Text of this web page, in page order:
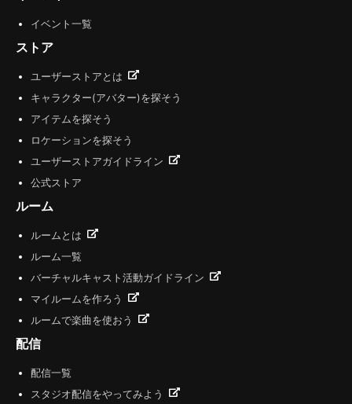
イベント一覧
ストア
ユーザーストアとは
キャラクター(アバター)を探そう
アイテムを探そう
ロケーションを探そう
ユーザーストアガイドライン
公式ストア
ルーム
ルームとは
ルーム一覧
バーチャルキャスト活動ガイドライン
マイルームを作ろう
ルームで楽曲を使おう
配信
配信一覧
スタジオ配信をやってみよう